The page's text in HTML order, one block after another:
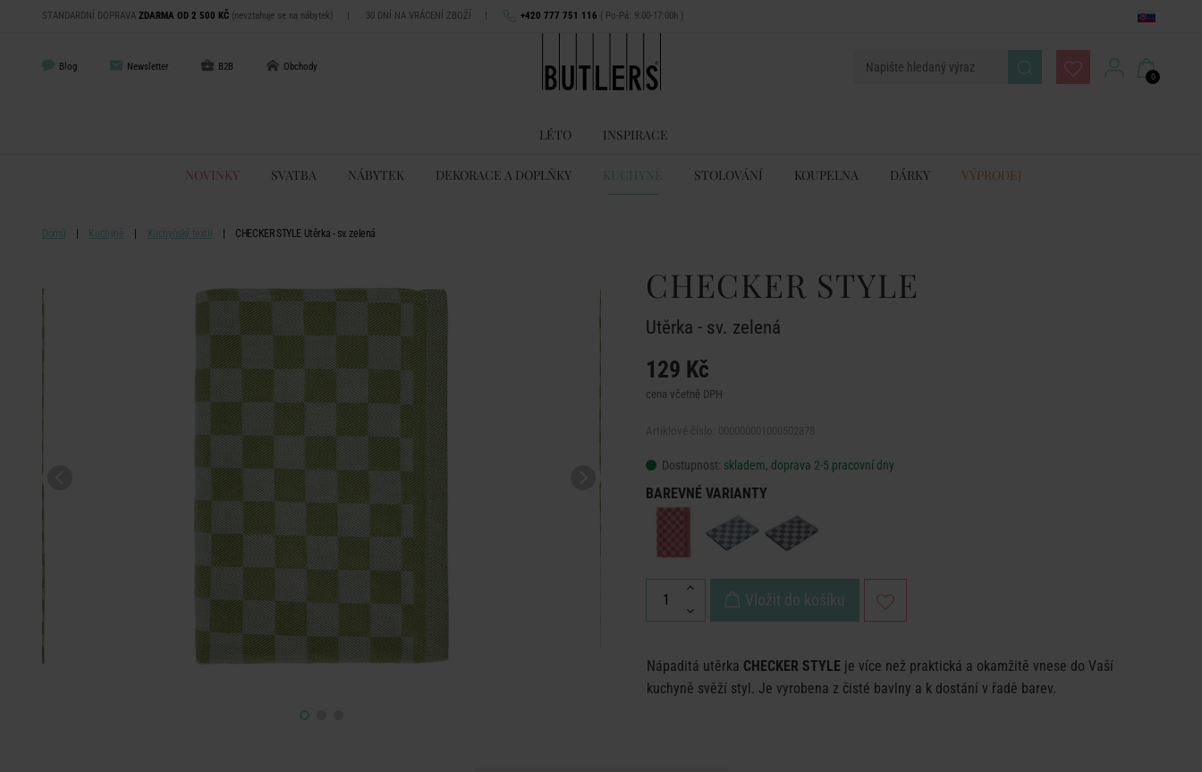
STANDARDNÍ DOPRAVA ZDARMA OD 2 500 KČ (nevztahuje se na nábytek) | 30 DNÍ NA VRÁCENÍ ZBOŽÍ | +420 777 751 116 ( Po-Pá: 9:00-17:00h )
Blog Newsletter B2B Obchody
0
LÉTO INSPIRACE
NOVINKY SVATBA NÁBYTEK DEKORACE A DOPLŇKY KUCHYNĚ STOLOVÁNÍ KOUPELNA DÁRKY VÝPRODEJ
Domů Kuchyně Kuchyňský textil CHECKER STYLE Utěrka - sv. zelená
CHECKER STYLE
Utěrka - sv. zelená
129 Kč
cena včetně DPH
Dostupnost: skladem, doprava 2-5 pracovní dny
BAREVNÉ VARIANTY
Vložit do košíku
Nápaditá utěrka CHECKER STYLE je více než praktická a okamžitě vnese do Vaší
kuchyně svěží styl. Je vyrobena z čisté bavlny a k dostání v řadě barev.